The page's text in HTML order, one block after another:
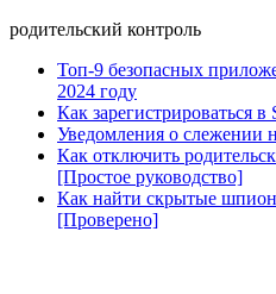
родительский контроль
Топ-9 безопасных
2024 году
Как зарегистрироваться
Уведомления о слежении
Как отключить
[Простое руководство]
Как найти скрытые
[Проверено]